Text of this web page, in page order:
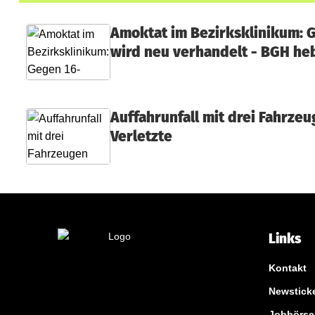
Amoktat im Bezirksklinikum:
wird neu verhandelt - BGH
Auffahrunfall mit drei
Verletzte
Links
Kontakt